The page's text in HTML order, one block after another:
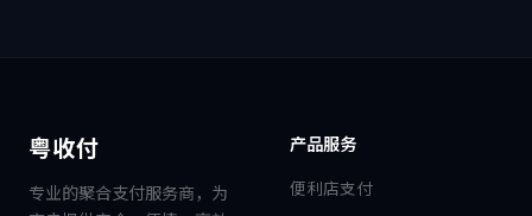
粤收付
专业的聚合支付服务商，为
产品服务
便利店支付